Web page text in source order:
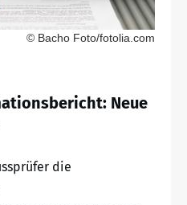
© Bacho Foto/fotolia.com
Neue
die